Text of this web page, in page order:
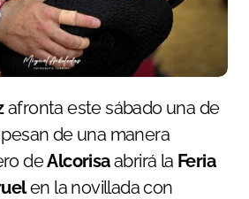
afronta este sábado una de
de una manera
deAlcorisaabrirá la Feria
en la novillada con